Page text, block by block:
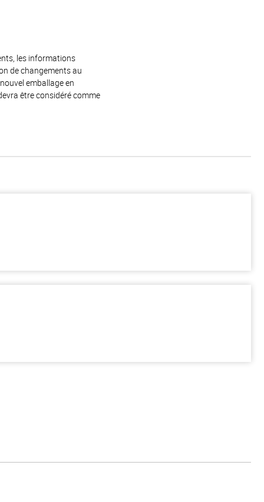
les informations
de changements au
emballage en
être considéré comme